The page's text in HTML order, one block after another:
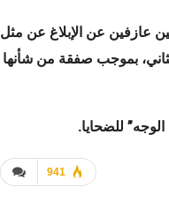
عازفين عن الإبلاغ عن مثل
أوباما السابق، يوم الخميس 18 يناير/كانون الثاني، بموجب صفقة من شأنها
للضحايا.
941